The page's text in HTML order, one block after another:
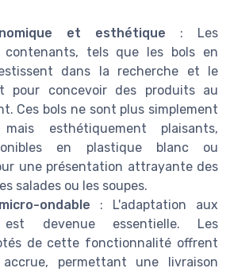
et esthétique : Les
tels que les bols en
dans la recherche et le
pour concevoir des produits au
Ces bols ne sont plus simplement
esthétiquement plaisants,
en plastique blanc ou
une présentation attrayante des
salades ou les soupes.
ondable : L'adaptation aux
est devenue essentielle. Les
de cette fonctionnalité offrent
permettant une livraison